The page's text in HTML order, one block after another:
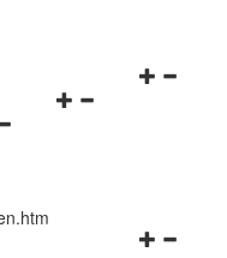
Navigationsmenü